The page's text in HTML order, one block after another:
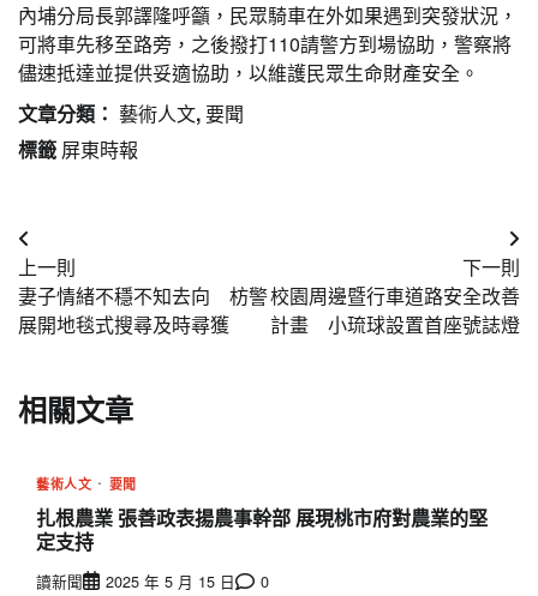
內埔分局長郭譯隆呼籲，民眾騎車在外如果遇到突發狀況，
可將車先移至路旁，之後撥打110請警方到場協助，警察將
儘速抵達並提供妥適協助，以維護民眾生命財產安全。
文章分類： 藝術人文,要聞
標籤 屏東時報
文
章
導
上一則
妻子情緒不穩不知去向 枋警
展開地毯式搜尋及時尋獲
下一則
校園周邊暨行車道路安全改善
計畫 小琉球設置首座號誌燈
相關文章
藝術人文 要聞
扎根農業 張善政表揚農事幹部 展現桃市府對農業的堅
定支持
讀新聞 2025 年 5 月 15 日 0